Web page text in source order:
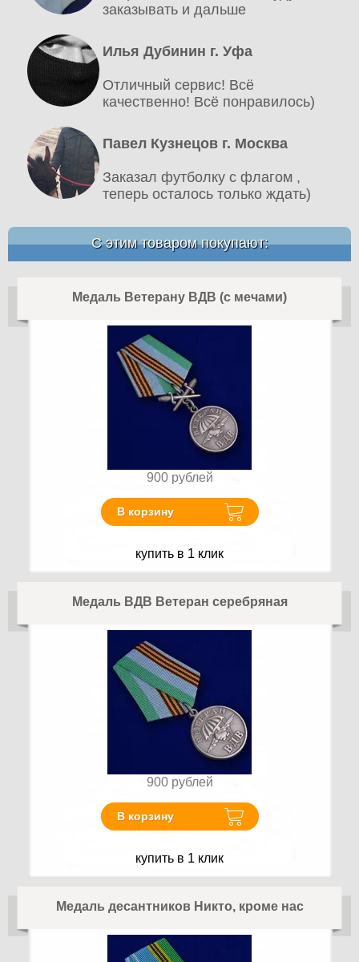
заказывать и дальше
Илья Дубинин г. Уфа
Отличный сервис! Всё
качественно! Всё понравилось)
Павел Кузнецов г. Москва
Заказал футболку с флагом ,
теперь осталось только ждать)
С этим товаром покупают:
Медаль Ветерану ВДВ (с мечами)
900 рублей
В корзину
купить в 1 клик
Медаль ВДВ Ветеран серебряная
900 рублей
В корзину
купить в 1 клик
Медаль десантников Никто, кроме нас